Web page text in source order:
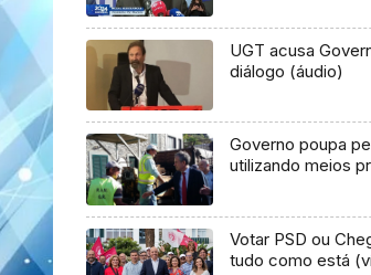
UGT acusa
diálogo (áudio)
Governo poupa
utilizando meios
Votar PSD ou
tudo como está